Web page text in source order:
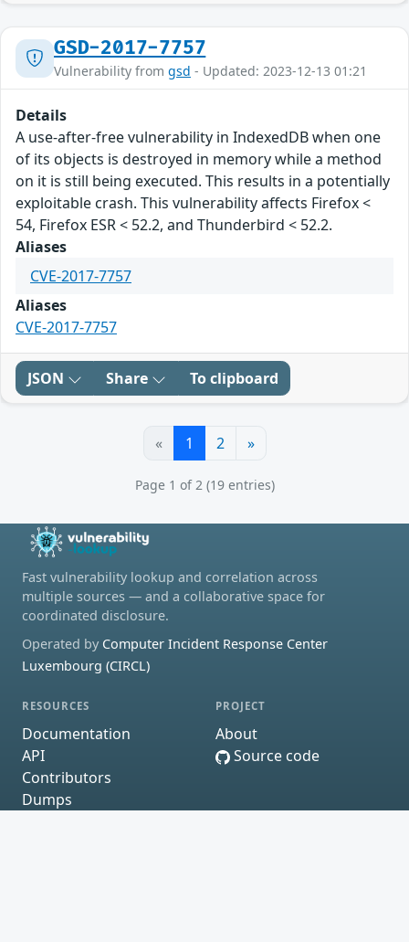
GSD-2017-7757
Vulnerability from gsd - Updated: 2023-12-13 01:21
Details
A use-after-free vulnerability in IndexedDB when one
of its objects is destroyed in memory while a method
on it is still being executed. This results in a potentially
exploitable crash. This vulnerability affects Firefox <
54, Firefox ESR < 52.2, and Thunderbird < 52.2.
Aliases
CVE-2017-7757
Aliases
CVE-2017-7757
JSON Share To clipboard
« 1 2 »
Page 1 of 2 (19 entries)
Fast vulnerability lookup and correlation across
multiple sources — and a collaborative space for
coordinated disclosure.
Operated by Computer Incident Response Center
Luxembourg (CIRCL)
RESOURCES
Documentation
API
Contributors
Dumps
PROJECT
About
Source code